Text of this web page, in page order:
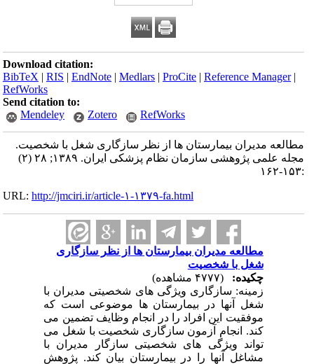
Download citation:
BibTeX |RIS |EndNote |Medlars |ProCite |Reference Manager
RefWorks
Send citation to:
Mendeley
Zotero RefWorks
مطالعه مدیران بیمارستان ها از نظر سازگاری شغل با شخصیت.
مجله علمی پژوهشی سازمان نظام پزشکی ایران. ۱۳۸۹; ۲۸ (۲)
URL:http://jmciri.ir/article-۱-۱۳۷۹-fa.html
مطالعه مدیران بیمارستان ها از نظر سازگاری
شغل با شخصیت
چکیده:
زمینه: سازگاری ویژگی های شخصیتی مدیران با
شغل آنها در بیمارستان ها موضوعی است که
موفقیت این افراد را در انجام وظایف تضمین می
کند. انجام آزمون سازگاری شخصیت با شغل می
تواند ویژگی های شخصیتی سازگار مدیران با
مشاغل آنها را در بیمارستان بیان کند. پژوهش